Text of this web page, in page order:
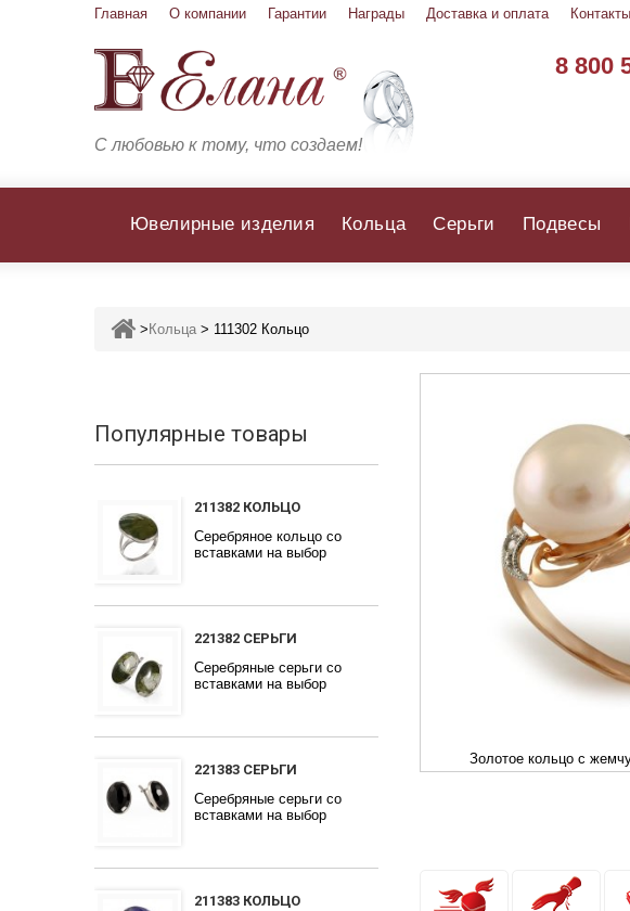
Главная О компании Гарантии Награды Доставка и оплата Контакты
С любовью к тому, что создаем!
8 800
Ювелирные изделия Кольца Серьги Подвесы
> Кольца > 111302 Кольцо
Популярные товары
211382 КОЛЬЦО
Серебряное кольцо со
вставками на выбор
221382 СЕРЬГИ
Серебряные серьги со
вставками на выбор
221383 СЕРЬГИ
Серебряные серьги со
вставками на выбор
211383 КОЛЬЦО
Золотое кольцо с